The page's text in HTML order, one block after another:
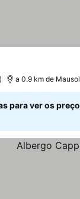
a 0.9 km de
para ver os